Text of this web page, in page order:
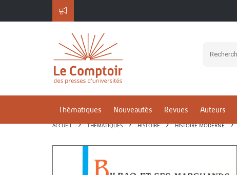
Thématiques Nouveautés Revues Auteurs
ACCUEIL THÉMATIQUES HISTOIRE HISTOIRE MODERNE